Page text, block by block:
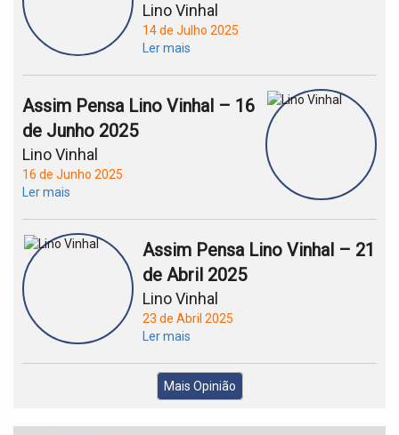
Lino Vinhal
14 de Julho 2025
Ler mais
Assim Pensa Lino Vinhal – 16
de Junho 2025
Lino Vinhal
16 de Junho 2025
Ler mais
Assim Pensa Lino Vinhal – 21
de Abril 2025
Lino Vinhal
23 de Abril 2025
Ler mais
Mais Opinião